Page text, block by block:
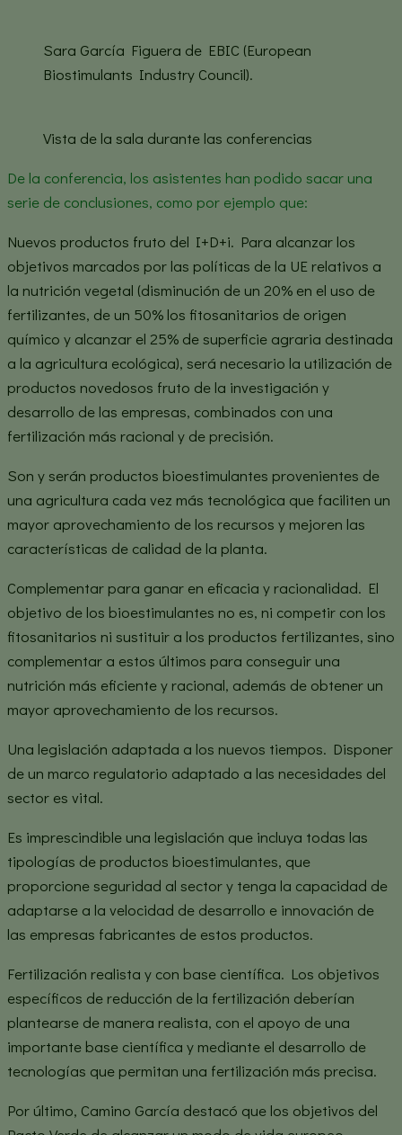
Sara García Figuera de EBIC (European
Biostimulants Industry Council).
Vista de la sala durante las conferencias
De la conferencia, los asistentes han podido sacar una
serie de conclusiones, como por ejemplo que:
Nuevos productos fruto del I+D+i. Para alcanzar los
objetivos marcados por las políticas de la UE relativos a
la nutrición vegetal (disminución de un 20% en el uso de
fertilizantes, de un 50% los fitosanitarios de origen
químico y alcanzar el 25% de superficie agraria destinada
a la agricultura ecológica), será necesario la utilización de
productos novedosos fruto de la investigación y
desarrollo de las empresas, combinados con una
fertilización más racional y de precisión.
Son y serán productos bioestimulantes provenientes de
una agricultura cada vez más tecnológica que faciliten un
mayor aprovechamiento de los recursos y mejoren las
características de calidad de la planta.
Complementar para ganar en eficacia y racionalidad. El
objetivo de los bioestimulantes no es, ni competir con los
fitosanitarios ni sustituir a los productos fertilizantes, sino
complementar a estos últimos para conseguir una
nutrición más eficiente y racional, además de obtener un
mayor aprovechamiento de los recursos.
Una legislación adaptada a los nuevos tiempos. Disponer
de un marco regulatorio adaptado a las necesidades del
sector es vital.
Es imprescindible una legislación que incluya todas las
tipologías de productos bioestimulantes, que
proporcione seguridad al sector y tenga la capacidad de
adaptarse a la velocidad de desarrollo e innovación de
las empresas fabricantes de estos productos.
Fertilización realista y con base científica. Los objetivos
específicos de reducción de la fertilización deberían
plantearse de manera realista, con el apoyo de una
importante base científica y mediante el desarrollo de
tecnologías que permitan una fertilización más precisa.
Por último, Camino García destacó que los objetivos del